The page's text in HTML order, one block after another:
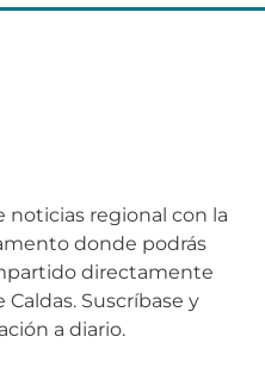
noticias regional con la
donde podrás
directamente
Suscríbase y
a diario.